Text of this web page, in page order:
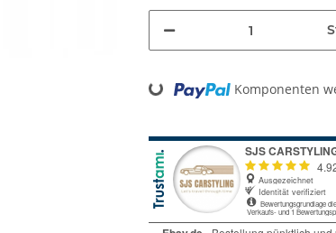
Loading... Komponenten